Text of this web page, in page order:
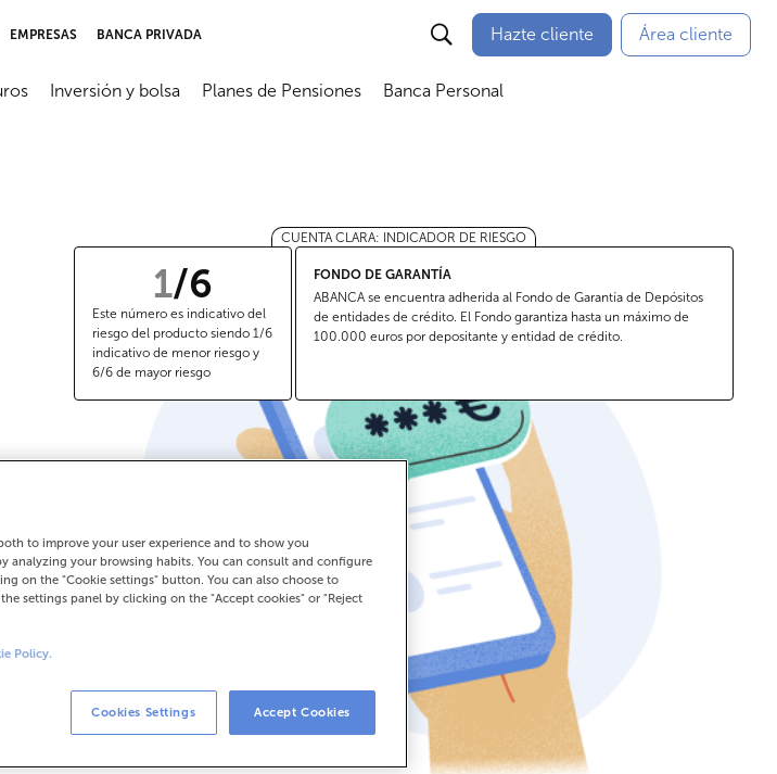
EMPRESAS BANCA PRIVADA Hazte cliente Área cliente
Abrir submenú
Inversión y bolsa
Abrir submenú
Planes de Pensiones
Abrir submenú
Banca Personal
CUENTA CLARA: INDICADOR DE RIESGO
1/6
Este número es indicativo del
riesgo del producto siendo 1/6
indicativo de menor riesgo y
6/6 de mayor riesgo
FONDO DE GARANTÍA
ABANCA se encuentra adherida al Fondo de Garantía de Depósitos
de entidades de crédito. El Fondo garantiza hasta un máximo de
100.000 euros por depositante y entidad de crédito.
to improve your user experience and to show you
analyzing your browsing habits. You can consult and configure
on the "Cookie settings" button. You can also choose to
settings panel by clicking on the "Accept cookies" or "Reject
Policy.
Cookies Settings Accept Cookies